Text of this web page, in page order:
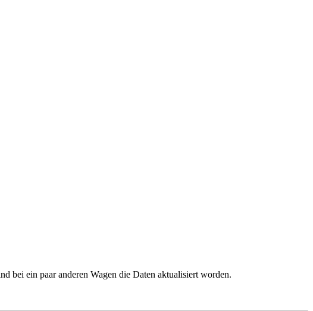
bei ein paar anderen Wagen die Daten aktualisiert worden.